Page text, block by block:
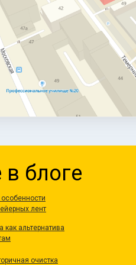
блоге
лент
как альтернатива
очистка